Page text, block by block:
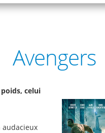
Avengers
celui
audacieux